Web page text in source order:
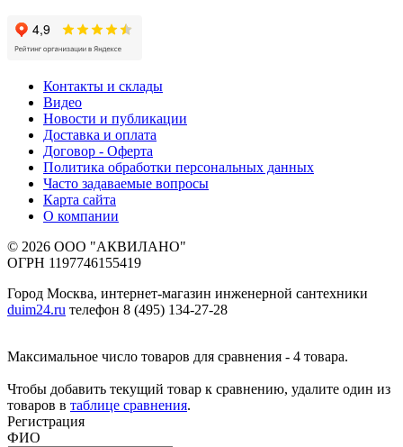
Контакты и склады
Видео
Новости и публикации
Доставка и оплата
Договор - Оферта
Политика обработки персональных данных
Часто задаваемые вопросы
Карта сайта
О компании
© 2026 ООО "АКВИЛАНО"
ОГРН 1197746155419
Город Москва, интернет-магазин инженерной сантехники
duim24.ru телефон 8 (495) 134-27-28
Максимальное число товаров для сравнения - 4 товара.
Чтобы добавить текущий товар к сравнению, удалите один из
товаров в таблице сравнения.
Регистрация
ФИО